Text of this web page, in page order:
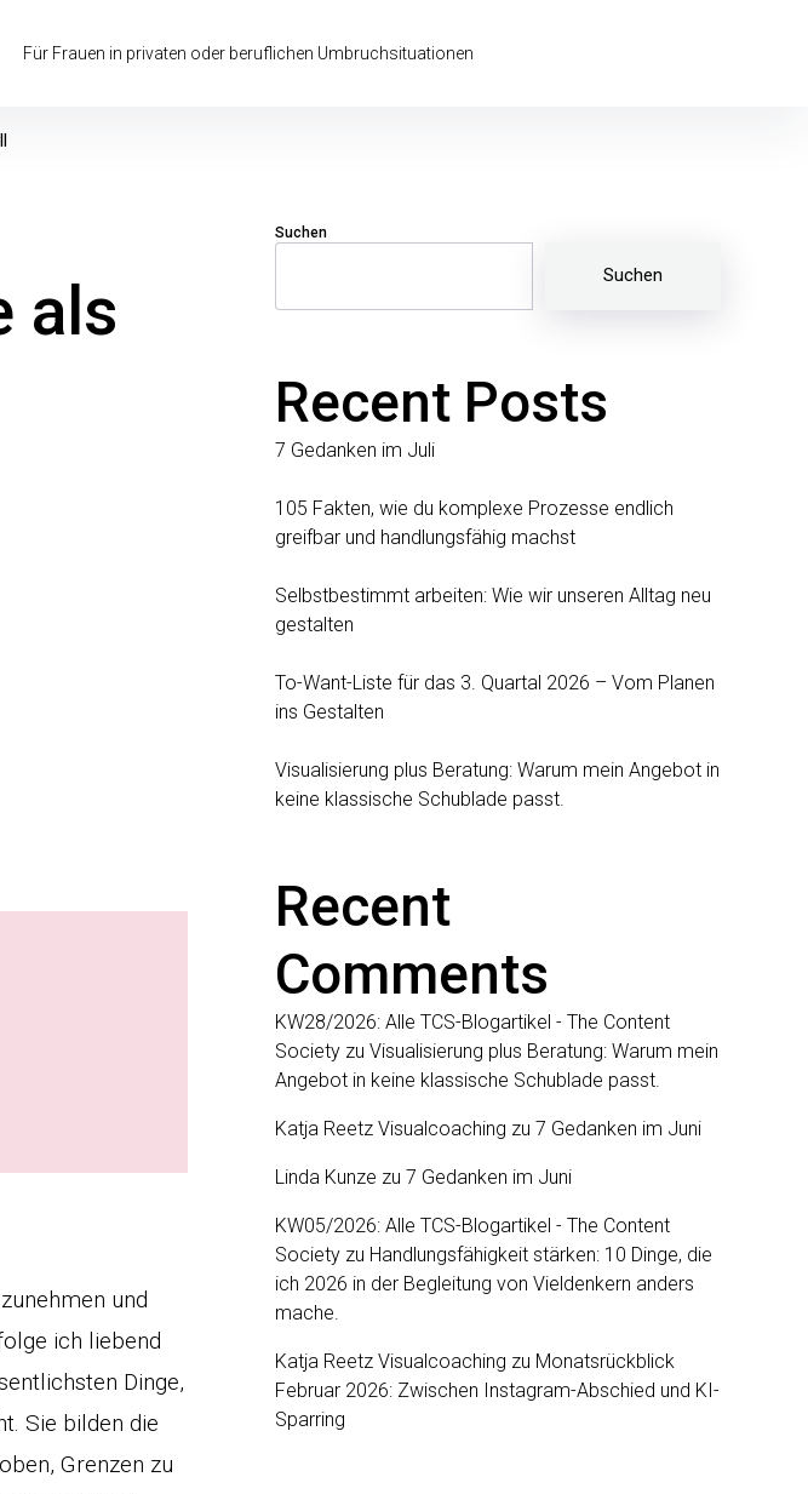
Für Frauen in privaten oder beruflichen Umbruchsituationen
DatenschutzEnergetic
Stärke
ImpressumKontaktLearn
Newsletter
Sonn’
my
als
und
ich liebend
Dinge,
Sie bilden die
Grenzen zu
Suchen
Suchen
Recent Posts
7 Gedanken im Juli
105 Fakten, wie du komplexe Prozesse endlich
greifbar und handlungsfähig machst
Selbstbestimmt arbeiten: Wie wir unseren Alltag neu
gestalten
To-Want-Liste für das 3. Quartal 2026 – Vom Planen
ins Gestalten
Visualisierung plus Beratung: Warum mein Angebot in
keine klassische Schublade passt.
Recent
Comments
KW28/2026: Alle TCS-Blogartikel - The Content
Society zuVisualisierung plus Beratung: Warum mein
Angebot in keine klassische Schublade passt.
Katja Reetz Visualcoaching zu7 Gedanken im Juni
Linda Kunze zu7 Gedanken im Juni
KW05/2026: Alle TCS-Blogartikel - The Content
Society zu Handlungsfähigkeit stärken: 10 Dinge, die
ich 2026 in der Begleitung von Vieldenkern anders
mache.
Katja Reetz Visualcoaching zu Monatsrückblick
Februar 2026: Zwischen Instagram-Abschied und KI-
Sparring